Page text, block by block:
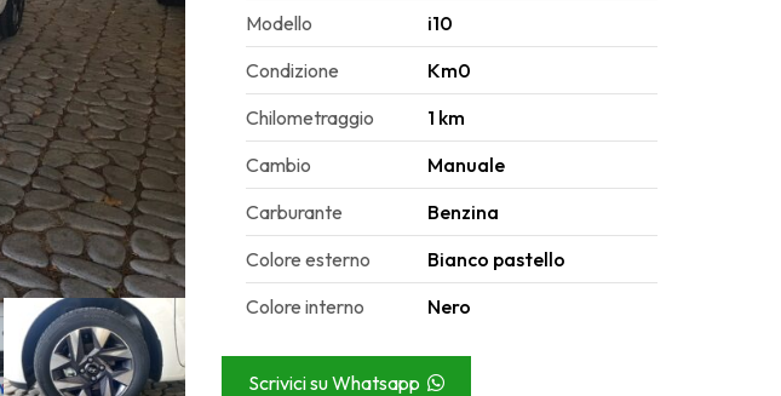
Modello
i10
Condizione
Km0
Chilometraggio
1 km
Cambio
Manuale
Carburante
Benzina
Colore esterno
Bianco pastello
Colore interno
Nero
Scrivici su Whatsapp